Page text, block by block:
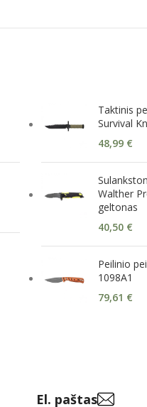
Taktinis
Survival
48,99 €
Walther
geltonas
40,50 €
Peilinio
1098A1
79,61 €
El. paštas